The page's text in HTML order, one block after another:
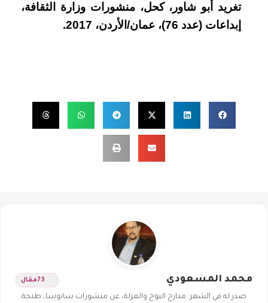
تغريد أبو شاور، كحل، منشورات وزارة الثقافة،
إبداعات (عدد 76)، عمان/الأردن، 2017.
محمد المسعودي 73مقال
صدر له في الشعر: مدارج البوح والعزلة، عن منشورات سانوسا، طنجة